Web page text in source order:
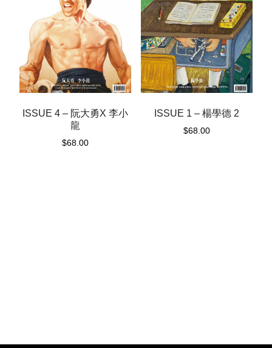
ISSUE 4 – 阮大勇X 李小
龍
$68.00
ISSUE 1 – 楊學德 2
$68.00